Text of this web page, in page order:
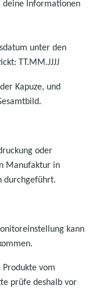
deine Informationen
unter den
TT.MM.JJJJ
Kapuze, und
oder
Manufaktur in
durchgeführt.
kann
Produkte vom
prüfe deshalb vor